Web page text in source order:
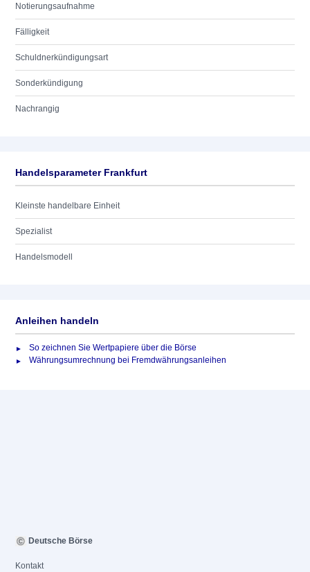
Notierungsaufnahme
Fälligkeit
Schuldnerkündigungsart
Sonderkündigung
Nachrangig
Handelsparameter Frankfurt
Kleinste handelbare Einheit
Spezialist
Handelsmodell
Anleihen handeln
So zeichnen Sie Wertpapiere über die Börse
Währungsumrechnung bei Fremdwährungsanleihen
Deutsche Börse
Kontakt